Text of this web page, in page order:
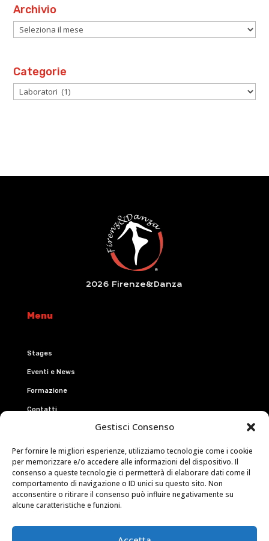
Gestisci Consenso
Per fornire le migliori esperienze, utilizziamo tecnologie come i cookie
per memorizzare e/o accedere alle informazioni del dispositivo. Il
consenso a queste tecnologie ci permetterà di elaborare dati come il
comportamento di navigazione o ID unici su questo sito. Non
acconsentire o ritirare il consenso può influire negativamente su
alcune caratteristiche e funzioni.
Archivio
Archivio
Categorie
Categorie
2026 Firenze&Danza
Menu
Stages
Eventi e News
Formazione
Contatti
Firenze&Danza
Urban Florence Dance
Connect